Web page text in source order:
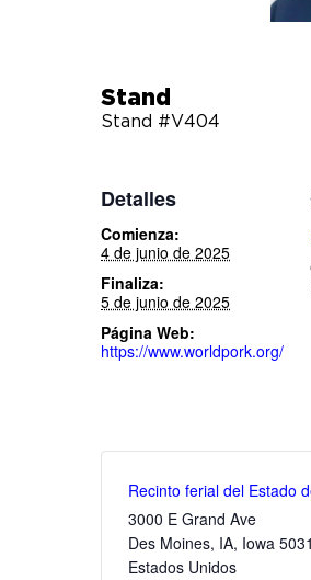
Stand
Stand #V404
Detalles
Comienza:
4 de junio de 2025
Finaliza:
5 de junio de 2025
Página Web:
https://www.worldpork.org/
Recinto ferial del Estado
3000 E Grand Ave
Des Moines, IA, Iowa
Estados Unidos